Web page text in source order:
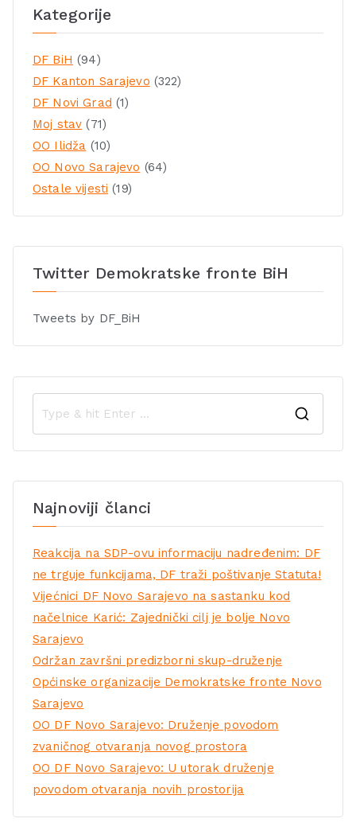
Kategorije
DF BiH (94)
DF Kanton Sarajevo (322)
DF Novi Grad (1)
Moj stav (71)
OO Ilidža (10)
OO Novo Sarajevo (64)
Ostale vijesti (19)
Twitter Demokratske fronte BiH
Tweets by DF_BiH
Najnoviji članci
Reakcija na SDP-ovu informaciju nadređenim: DF
ne trguje funkcijama, DF traži poštivanje Statuta!
Vijećnici DF Novo Sarajevo na sastanku kod
načelnice Karić: Zajednički cilj je bolje Novo
Sarajevo
Održan završni predizborni skup-druženje
Općinske organizacije Demokratske fronte Novo
Sarajevo
OO DF Novo Sarajevo: Druženje povodom
zvaničnog otvaranja novog prostora
OO DF Novo Sarajevo: U utorak druženje
povodom otvaranja novih prostorija